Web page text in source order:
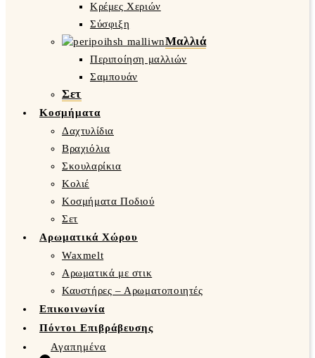
Κρέμες Χεριών
Σύσφιξη
Μαλλιά
Περιποίηση μαλλιών
Σαμπουάν
Σετ
Κοσμήματα
Δαχτυλίδια
Βραχιόλια
Σκουλαρίκια
Κολιέ
Κοσμήματα Ποδιού
Σετ
Αρωματικά Χώρου
Waxmelt
Αρωματικά με στικ
Καυστήρες – Αρωματοποιητές
Επικοινωνία
Πόντοι Επιβράβευσης
Αγαπημένα